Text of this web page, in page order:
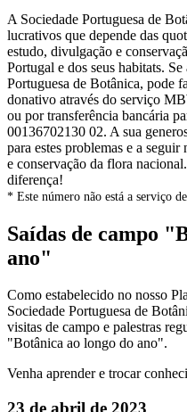
A Sociedade Portuguesa de
lucrativos que depende das
estudo, divulgação e
Portugal e dos seus habitats.
Portuguesa de Botânica, pode
donativo através do serviço
ou por transferência bancária
00136702130 02. A sua
para estes problemas e a
e conservação da flora
diferença!
* Este número não está a serviço
Saídas de campo
ano"
Como estabelecido no nosso
Sociedade Portuguesa de
visitas de campo e palestras
"Botânica ao longo do ano".
Venha aprender e trocar
23 de abril de 2023